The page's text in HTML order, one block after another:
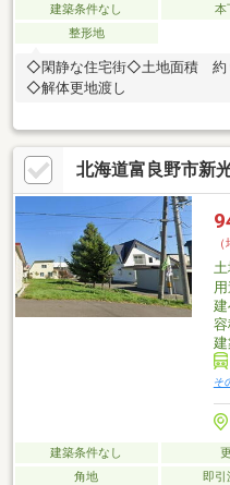
建築条件なし 本
整形地
◇閑静な住宅街◇土地面積 約
◇解体更地渡し
北海道富良野市新
そ
建築条件なし
角地
即引